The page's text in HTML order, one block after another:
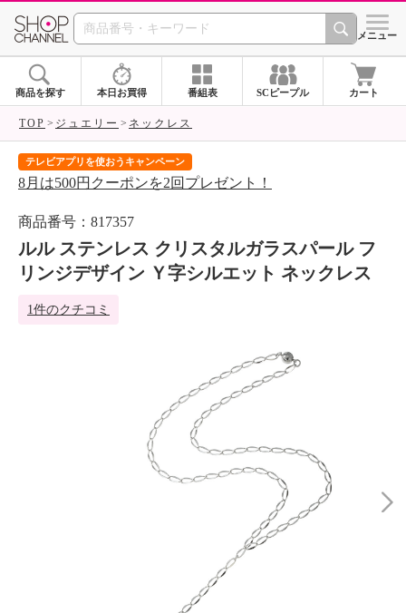
SHOP CHANNEL シメニュー
商品を探す 本日お買得 番組表 SCピープル カート
TOP ジュエリー ネックレス
テレビアプリを使おうキャンペーン
8月は500円クーポンを2回プレゼント！
商品番号：817357
ルル ステンレス クリスタルガラスパール フ
リンジデザイン Ｙ字シルエット ネックレス
1件のクチコミ